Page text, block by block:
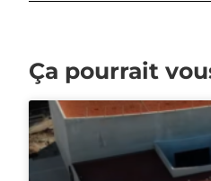
Ça pourrait